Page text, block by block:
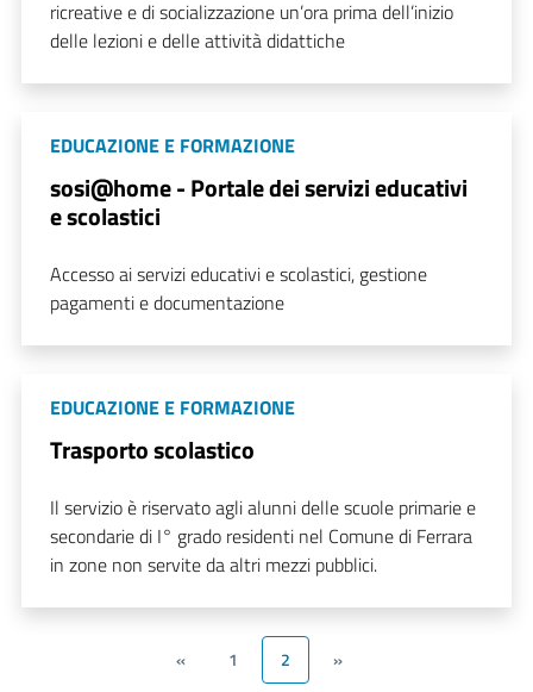
ricreative e di socializzazione un’ora prima dell’inizio
delle lezioni e delle attività didattiche
EDUCAZIONE E FORMAZIONE
sosi@home - Portale dei servizi educativi
e scolastici
Accesso ai servizi educativi e scolastici, gestione
pagamenti e documentazione
EDUCAZIONE E FORMAZIONE
Trasporto scolastico
Il servizio è riservato agli alunni delle scuole primarie e
secondarie di I° grado residenti nel Comune di Ferrara
in zone non servite da altri mezzi pubblici.
« 1 2 »